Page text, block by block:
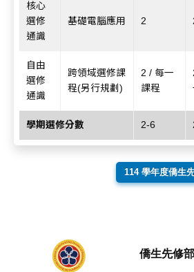
核心
選修
通識
基礎電腦應用 2
自由
選修
通識
跨領域選修課
程(另行規劃)
2 / 每一
課程
學期選修分數 2-6
114 學年度僑生
僑生先修